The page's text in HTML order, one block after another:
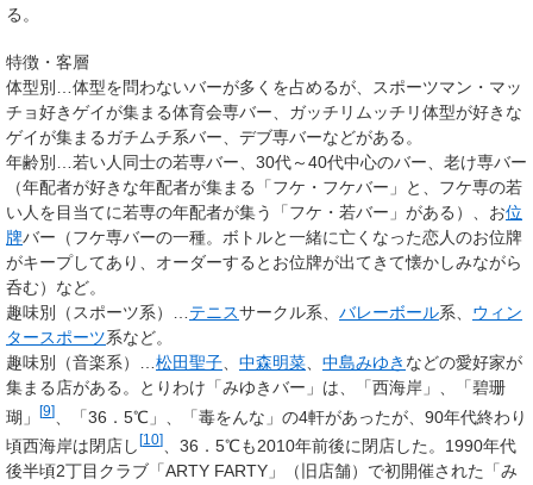
る。
特徴・客層
体型別…体型を問わないバーが多くを占めるが、スポーツマン・マッ
チョ好きゲイが集まる体育会専バー、ガッチリムッチリ体型が好きな
ゲイが集まるガチムチ系バー、デブ専バーなどがある。
年齢別…若い人同士の若専バー、30代～40代中心のバー、老け専バー
（年配者が好きな年配者が集まる「フケ・フケバー」と、フケ専の若
い人を目当てに若専の年配者が集う「フケ・若バー」がある）、お位
牌バー（フケ専バーの一種。ボトルと一緒に亡くなった恋人のお位牌
がキープしてあり、オーダーするとお位牌が出てきて懐かしみながら
呑む）など。
趣味別（スポーツ系）… テニスサークル系、 バレーボール系、 ウィン
タースポーツ系など。
趣味別（音楽系）… 松田聖子 中森明菜 中島みゆき などの愛好家が
集まる店がある。とりわけ「みゆきバー」は、「西海岸」、「碧珊
瑚」
[9]
、「36．5℃」、「毒をんな」の4軒があったが、90年代終わり
頃西海岸は閉店し [10]
、36．5℃も2010年前後に閉店した。1990年代
後半頃2丁目クラブ「ARTY FARTY」（旧店舗）で初開催された「み